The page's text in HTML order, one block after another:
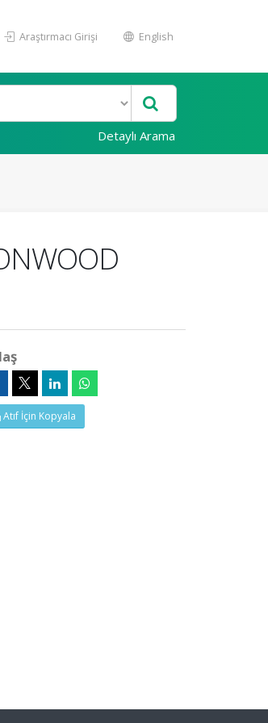
Araştırmacı Girişi English
Detaylı Arama
Atıf İçin Kopyala